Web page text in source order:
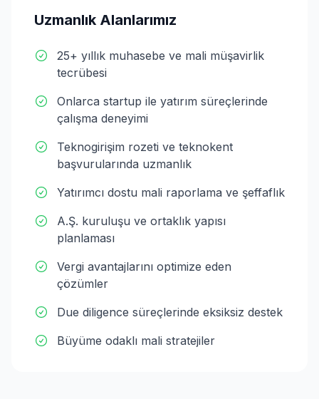
Uzmanlık Alanlarımız
25+ yıllık muhasebe ve mali müşavirlik
tecrübesi
Onlarca startup ile yatırım süreçlerinde
çalışma deneyimi
Teknogirişim rozeti ve teknokent
başvurularında uzmanlık
Yatırımcı dostu mali raporlama ve şeffaflık
A.Ş. kuruluşu ve ortaklık yapısı
planlaması
Vergi avantajlarını optimize eden
çözümler
Due diligence süreçlerinde eksiksiz destek
Büyüme odaklı mali stratejiler